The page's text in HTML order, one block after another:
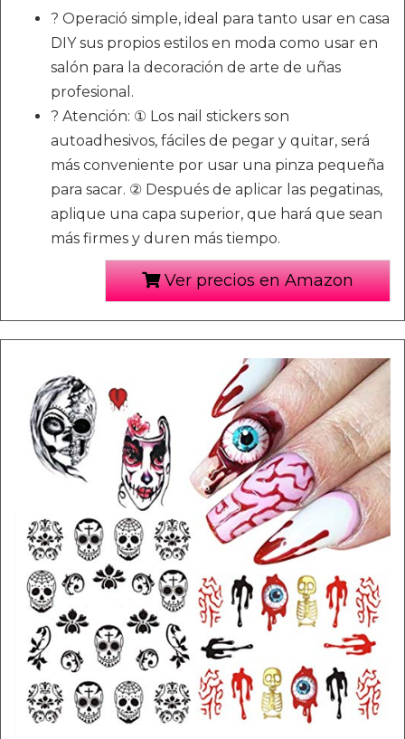
? Operació simple, ideal para tanto usar en casa
DIY sus propios estilos en moda como usar en
salón para la decoración de arte de uñas
profesional.
? Atención: ① Los nail stickers son
autoadhesivos, fáciles de pegar y quitar, será
más conveniente por usar una pinza pequeña
para sacar. ② Después de aplicar las pegatinas,
aplique una capa superior, que hará que sean
más firmes y duren más tiempo.
Ver precios en Amazon